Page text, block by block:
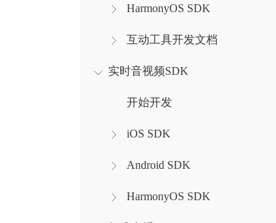
HarmonyOS SDK
互动工具开发文档
实时音视频SDK
开始开发
iOS SDK
Android SDK
HarmonyOS SDK